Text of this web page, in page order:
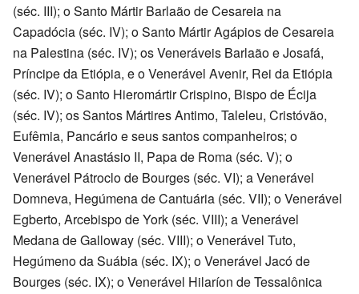
(séc. III); o Santo Mártir Barlaão de Cesareia na
Capadócia (séc. IV); o Santo Mártir Agápios de Cesareia
na Palestina (séc. IV); os Veneráveis Barlaão e Josafá,
Príncipe da Etiópia, e o Venerável Avenir, Rei da Etiópia
(séc. IV); o Santo Hieromártir Crispino, Bispo de Écija
(séc. IV); os Santos Mártires Antimo, Taleleu, Cristóvão,
Eufêmia, Pancário e seus santos companheiros; o
Venerável Anastásio II, Papa de Roma (séc. V); o
Venerável Pátroclo de Bourges (séc. VI); a Venerável
Domneva, Hegúmena de Cantuária (séc. VII); o Venerável
Egberto, Arcebispo de York (séc. VIII); a Venerável
Medana de Galloway (séc. VIII); o Venerável Tuto,
Hegúmeno da Suábia (séc. IX); o Venerável Jacó de
Bourges (séc. IX); o Venerável Hilaríon de Tessalônica